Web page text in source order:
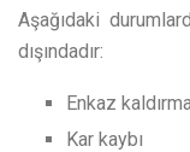
Aşağıdaki
dışındadır:
Enkaz
Kar kaybı